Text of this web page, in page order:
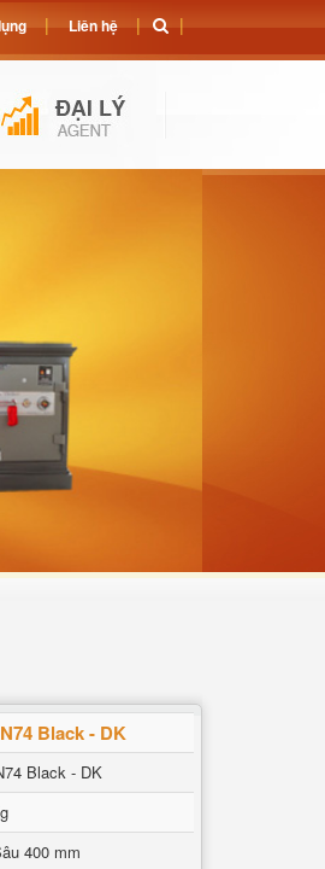
Black - DK
Black - DK
400 mm
Liên hệ